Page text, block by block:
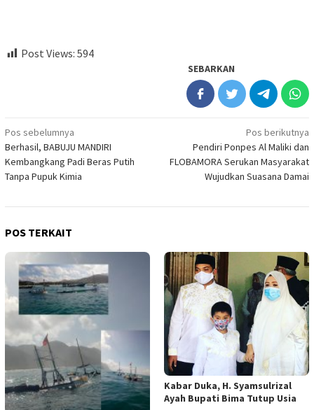
Post Views: 594
SEBARKAN
Navigasi
pos
Pos sebelumnya
Berhasil, BABUJU MANDIRI
Kembangkang Padi Beras Putih
Tanpa Pupuk Kimia
Pos berikutnya
Pendiri Ponpes Al Maliki dan
FLOBAMORA Serukan Masyarakat
Wujudkan Suasana Damai
POS TERKAIT
Kabar Duka, H. Syamsulrizal
Ayah Bupati Bima Tutup Usia